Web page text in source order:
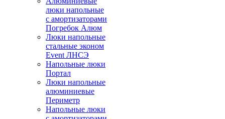
люки напольные
с амортизаторами
Погребок Алюм
Люки напольные
стальные эконом
Event ЛНСЭ
Напольные люки
Портал
Люки напольные
алюминиевые
Периметр
Напольные люки